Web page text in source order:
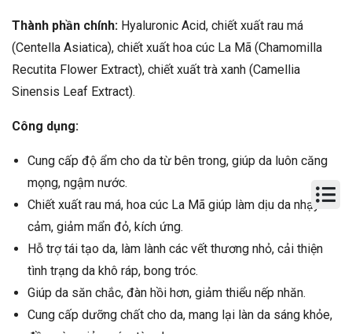
Thành phần chính: Hyaluronic Acid, chiết xuất rau má
(Centella Asiatica), chiết xuất hoa cúc La Mã (Chamomilla
Recutita Flower Extract), chiết xuất trà xanh (Camellia
Sinensis Leaf Extract).
Công dụng:
Cung cấp độ ẩm cho da từ bên trong, giúp da luôn căng
mọng, ngậm nước.
Chiết xuất rau má, hoa cúc La Mã giúp làm dịu da nhạy
cảm, giảm mẩn đỏ, kích ứng.
Hỗ trợ tái tạo da, làm lành các vết thương nhỏ, cải thiện
tình trạng da khô ráp, bong tróc.
Giúp da săn chắc, đàn hồi hơn, giảm thiểu nếp nhăn.
Cung cấp dưỡng chất cho da, mang lại làn da sáng khỏe,